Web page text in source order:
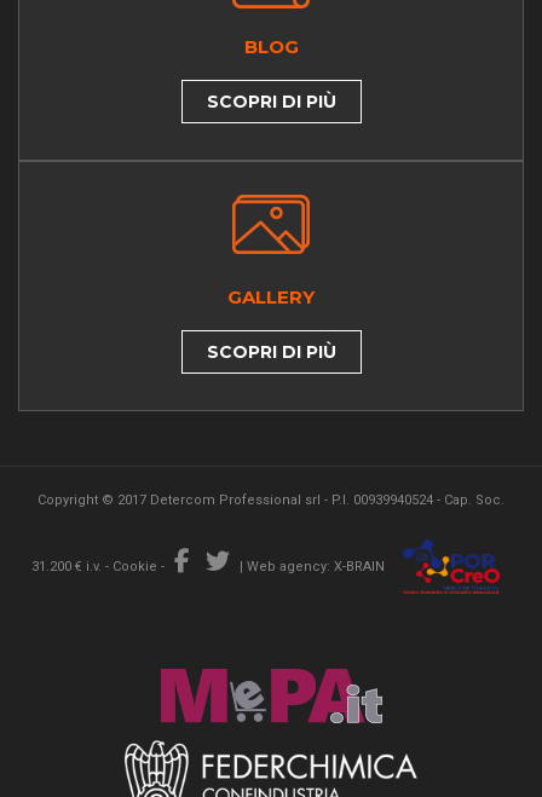
BLOG
SCOPRI DI PIÙ
GALLERY
SCOPRI DI PIÙ
Copyright © 2017 Detercom Professional srl - P.I. 00939940524 - Cap. Soc.
31.200 € i.v. - Cookie - | Web agency: X-BRAIN